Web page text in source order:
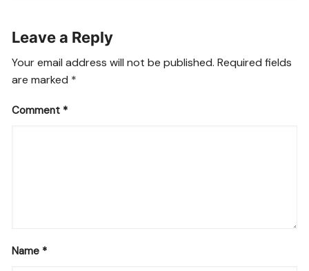
Leave a Reply
Your email address will not be published. Required fields
are marked *
Comment *
Name *